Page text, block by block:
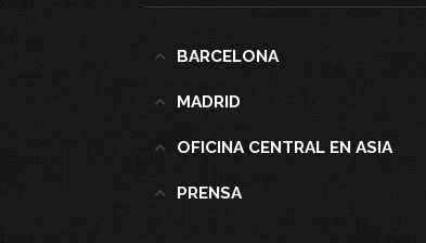
BARCELONA
MADRID
OFICINA CENTRAL EN ASIA
PRENSA